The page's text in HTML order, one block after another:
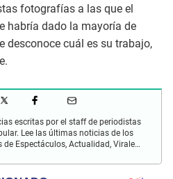
fotografías a las que el
habría dado la mayoría de
desconoce cuál es su trabajo,
escritas por el staff de periodistas
Lee las últimas noticias de los
Espectáculos, Actualidad, Virales,